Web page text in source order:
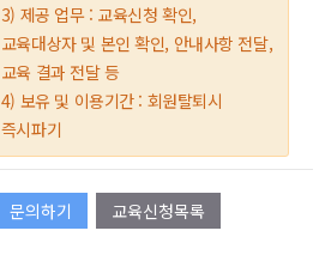
3) 제공 업무 : 교육신청 확인,
교육대상자 및 본인 확인, 안내사항 전달,
교육 결과 전달 등
4) 보유 및 이용기간 : 회원탈퇴시
즉시파기
문의하기 교육신청목록